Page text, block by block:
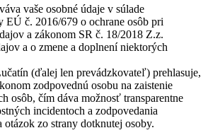
vaše osobné údaje v súlade
EÚ č. 2016/679 o ochrane osôb pri
a zákonom SR č. 18/2018 Z.z.
a o zmene a doplnení niektorých
(ďalej len prevádzkovateľ) prehlasuje,
zodpovednú osobu na zaistenie
osôb, čím dáva možnosť transparentne
incidentoch a zodpovedania
zo strany dotknutej osoby.